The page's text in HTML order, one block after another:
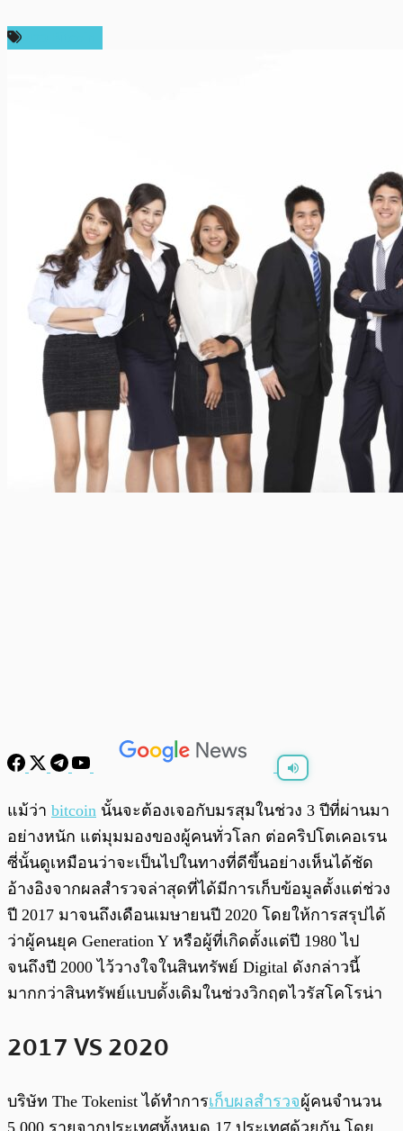
0:00/ 0:00
แม้ว่า bitcoin นั้นจะต้องเจอกับมรสุมในช่วง 3 ปีที่ผ่านมา
อย่างหนัก แต่มุมมองของผู้คนทั่วโลก ต่อคริปโตเคอเรน
ซี่นั้นดูเหมือนว่าจะเป็นไปในทางที่ดีขึ้นอย่างเห็นได้ชัด
อ้างอิงจากผลสำรวจล่าสุดที่ได้มีการเก็บข้อมูลตั้งแต่ช่วง
ปี 2017 มาจนถึงเดือนเมษายนปี 2020 โดยให้การสรุปได้
ว่าผู้คนยุค Generation Y หรือผู้ที่เกิดตั้งแต่ปี 1980 ไป
จนถึงปี 2000 ไว้วางใจในสินทรัพย์ Digital ดังกล่าวนี้
มากกว่าสินทรัพย์แบบดั้งเดิมในช่วงวิกฤตไวรัสโคโรน่า
2017 VS 2020
บริษัท The Tokenist ได้ทำการเก็บผลสำรวจผู้คนจำนวน
5,000 รายจากประเทศทั้งหมด 17 ประเทศด้วยกัน โดย